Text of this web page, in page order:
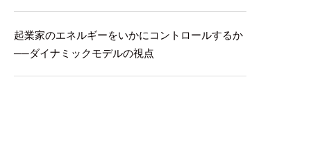
起業家のエネルギーをいかにコントロールするか
──ダイナミックモデルの視点